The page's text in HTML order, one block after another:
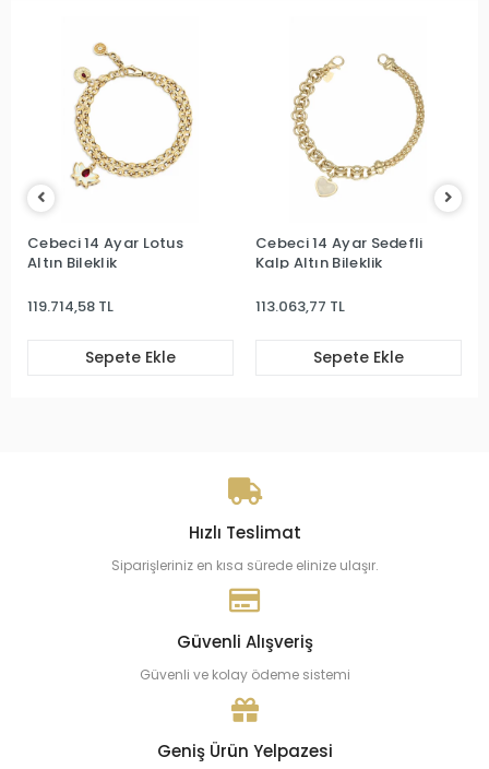
Cebeci 14 Ayar Lotus
Altın Bileklik
119.714,58 TL
Sepete Ekle
Cebeci 14 Ayar Sedefli
Kalp Altın Bileklik
113.063,77 TL
Sepete Ekle
Hızlı Teslimat
Siparişleriniz en kısa sürede elinize ulaşır.
Güvenli Alışveriş
Güvenli ve kolay ödeme sistemi
Geniş Ürün Yelpazesi